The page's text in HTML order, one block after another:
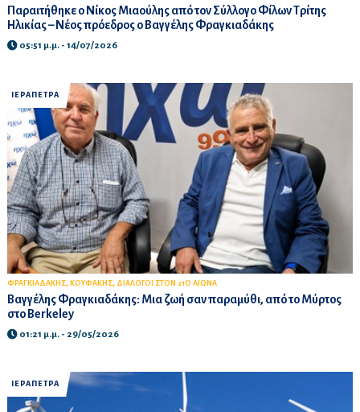
Παραιτήθηκε ο Νίκος Μιαούλης από τον Σύλλογο Φίλων Τρίτης
Ηλικίας – Νέος πρόεδρος ο Βαγγέλης Φραγκιαδάκης
05:51 μ.μ. - 14/07/2026
ΙΕΡΑΠΕΤΡΑ
ΦΡΑΓΚΙΑΔΑΚΗΣ, ΚΟΥΦΑΚΗΣ, ΔΙΑΛΟΓΟΙ ΣΤΟΝ 21Ο ΑΙΩΝΑ
Βαγγέλης Φραγκιαδάκης: Μια ζωή σαν παραμύθι, από το Μύρτος
στο Berkeley
01:21 μ.μ. - 29/05/2026
ΙΕΡΑΠΕΤΡΑ